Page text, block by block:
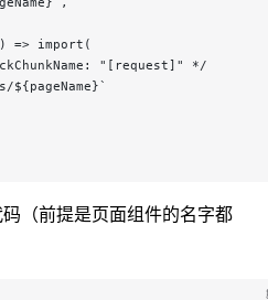
=> import(
"[request]" */
${pageName}`
（前提是页面组件的名字都